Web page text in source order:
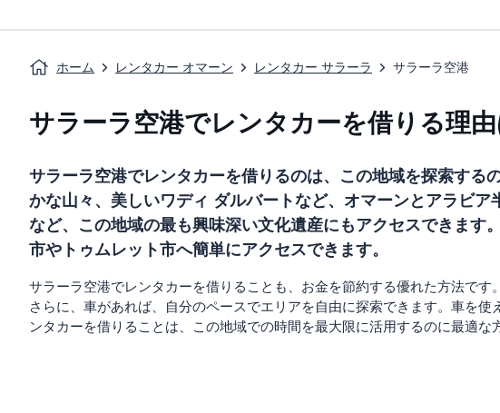
ホーム レンタカー オマーン レンタカー サラーラ サラーラ空港
サラーラ空港でレンタカーを借りる理
サラーラ空港でレンタカーを借りるのは、この地域を探索す
かな山々、美しいワディ ダルバートなど、オマーンとアラビ
など、この地域の最も興味深い文化遺産にもアクセスできま
市やトゥムレット市へ簡単にアクセスできます。
サラーラ空港でレンタカーを借りることも、お金を節約する優れた方法で
さらに、車があれば、自分のペースでエリアを自由に探索できます。車を
ンタカーを借りることは、この地域での時間を最大限に活用するのに最適な